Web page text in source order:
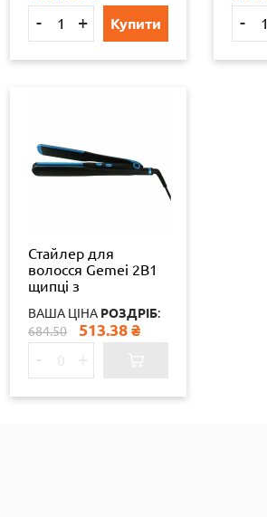
- + Купити -
Стайлер для
волосся Gemei 2В1
щипці з
(1961)
ВАША ЦІНА РОЗДРІБ:
684.50
513.38 ₴